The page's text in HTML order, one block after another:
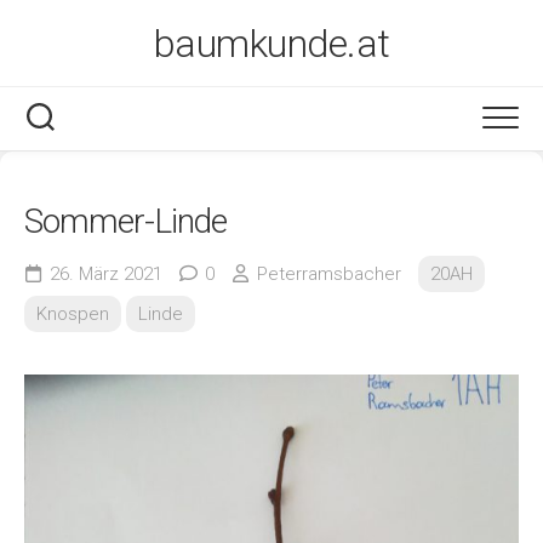
baumkunde.at
Sommer-Linde
26. März 2021 0 Peterramsbacher
20AH
Knospen
Linde